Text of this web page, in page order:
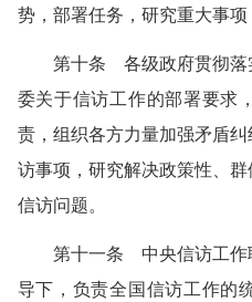
势，部署任务，研究重大事项
第十条 各级政府贯彻落
委关于信访工作的部署要求
责，组织各方力量加强矛盾
访事项，研究解决政策性、
信访问题。
第十一条 中央信访工作
导下，负责全国信访工作的